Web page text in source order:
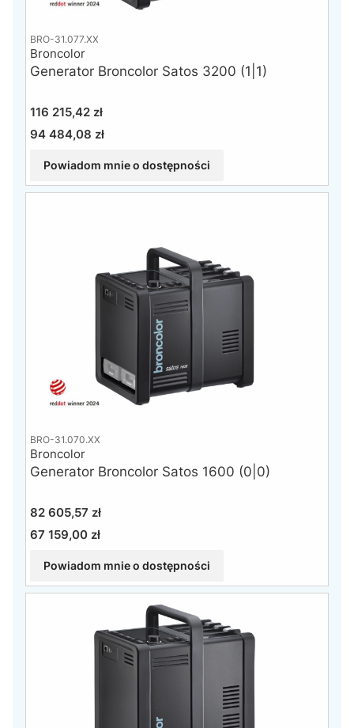
BRO-31.077.XX
Generator Broncolor Satos 3200 (1|1)
Broncolor
Cena
116 215,42 zł
Cena
94 484,08 zł
Powiadom mnie o dostępności
BRO-31.070.XX
Generator Broncolor Satos 1600 (0|0)
Broncolor
Cena
82 605,57 zł
Cena
67 159,00 zł
Powiadom mnie o dostępności